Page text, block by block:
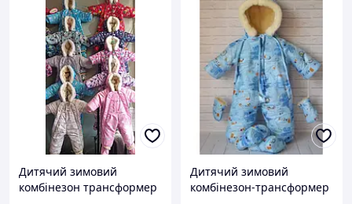
Дитячий зимовий
комбінезон трансформер
Дитячий зимовий
комбінезон-трансформер